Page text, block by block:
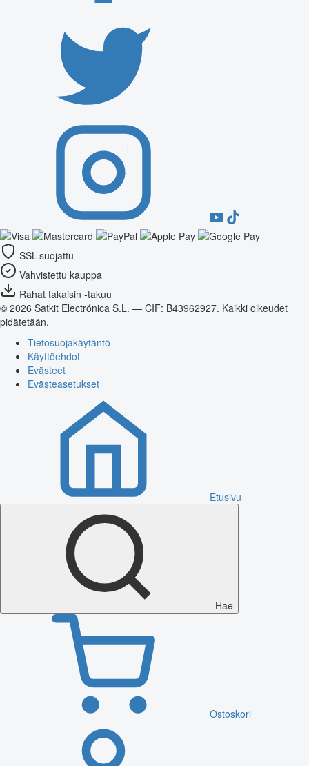
SSL-suojattu
Vahvistettu kauppa
Rahat takaisin -takuu
© 2026 Satkit Electrónica S.L. — CIF: B43962927. Kaikki oikeudet
pidätetään.
Tietosuojakäytäntö
Käyttöehdot
Evästeet
Evästeasetukset
Etusivu
Hae
Ostoskori